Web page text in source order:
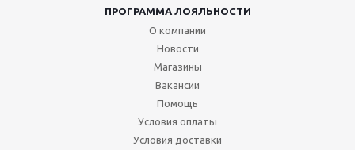
ПРОГРАММА ЛОЯЛЬНОСТИ
О компании
Новости
Магазины
Вакансии
Помощь
Условия оплаты
Условия доставки